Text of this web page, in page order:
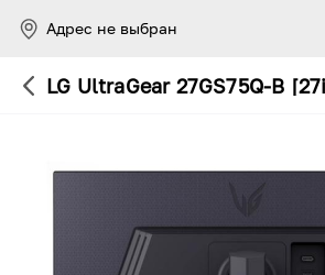
Адрес не выбран
LG UltraGear 27GS75Q-B